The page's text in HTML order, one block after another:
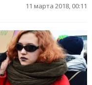
11 марта 2018, 00:11